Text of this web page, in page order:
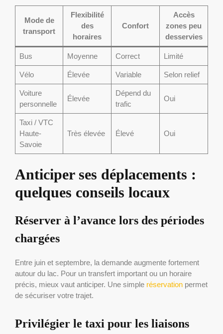
Mode de
transport
Flexibilité
des
horaires
Confort
Accès
zones peu
desservies
Bus Moyenne Correct Limité
Vélo Élevée Variable Selon relief
Voiture
personnelle
Élevée
Dépend du
trafic
Oui
Taxi / VTC
Haute-
Savoie
Très élevée Élevé Oui
Anticiper ses déplacements :
quelques conseils locaux
Réserver à l’avance lors des périodes
chargées
Entre juin et septembre, la demande augmente fortement
autour du lac. Pour un transfert important ou un horaire
précis, mieux vaut anticiper. Une simple réservation permet
de sécuriser votre trajet.
Privilégier le taxi pour les liaisons